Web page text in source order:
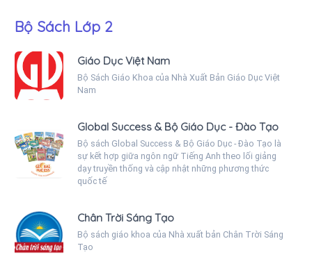
Bộ Sách Lớp 2
Giáo Dục Việt Nam
Bộ Sách Giáo Khoa của Nhà Xuất Bản Giáo Dục Việt
Nam
Global Success & Bộ Giáo Dục - Đào Tạo
Bộ sách Global Success & Bộ Giáo Dục - Đào Tạo là
sự kết hợp giữa ngôn ngữ Tiếng Anh theo lối giảng
dạy truyền thống và cập nhật những phương thức
quốc tế
Chân Trời Sáng Tạo
Bộ sách giáo khoa của Nhà xuất bản Chân Trời Sáng
Tạo